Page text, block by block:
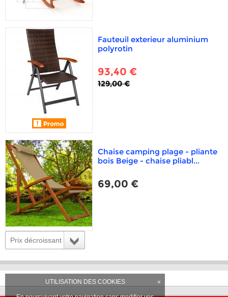
UTILISATION DES COOKIES ×
Fauteuil exterieur aluminium
polyrotin
93,40 €
129,00 €
Chaise camping plage - pliante
bois Beige - chaise pliabl...
69,00 €
Prix décroissant